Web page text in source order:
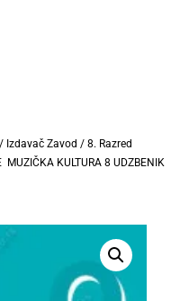
/ Izdavač Zavod / 8. Razred
MUZIČKA KULTURA 8 UDZBENIK